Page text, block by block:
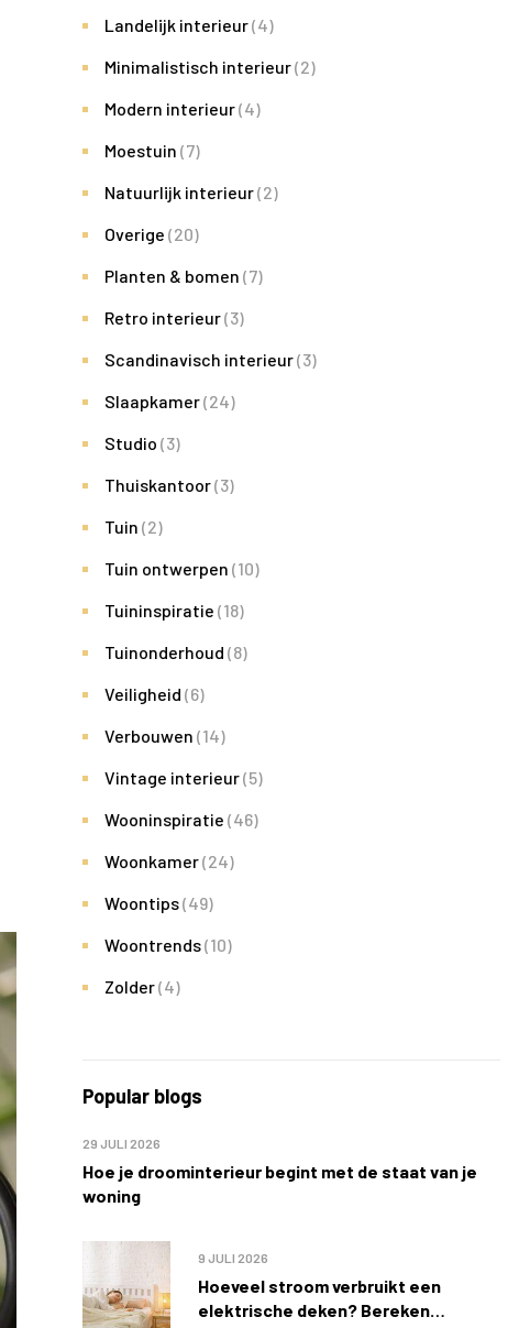
Landelijk interieur(4)
Minimalistisch interieur(2)
Modern interieur(4)
Moestuin (7)
Natuurlijk interieur(2)
Overige (20)
Planten & bomen (7)
Retro interieur(3)
Scandinavisch interieur(3)
Slaapkamer(24)
Studio (3)
Thuiskantoor(3)
Tuin (2)
Tuin ontwerpen (10)
Tuininspiratie (18)
Tuinonderhoud (8)
Veiligheid (6)
Verbouwen (14)
Vintage interieur(5)
Wooninspiratie (46)
Woonkamer(24)
Woontips(49)
Woontrends(10)
Zolder(4)
Popular blogs
Hoe je droominterieur begint met de staat van je
woning
29 JULI 2026
Hoeveel stroom verbruikt een
elektrische deken? Bereken
9 JULI 2026